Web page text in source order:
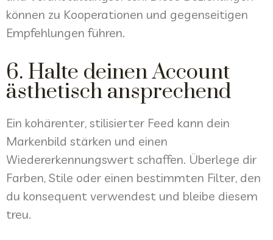
können zu Kooperationen und gegenseitigen
Empfehlungen führen.
6. Halte deinen Account
ästhetisch ansprechend
Ein kohärenter, stilisierter Feed kann dein
Markenbild stärken und einen
Wiedererkennungswert schaffen. Überlege dir
Farben, Stile oder einen bestimmten Filter, den
du konsequent verwendest und bleibe diesem
treu.